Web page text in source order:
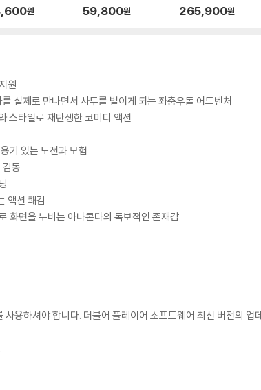
한정판 B Typ
원
풀슬립 스틸북 한정판
59,800원
LICK BOX 스틸북 한정
265,900원
원
실제로 만나면서 사투를 벌이게 되는 좌충우돌 어드벤처
스타일로 재탄생한 코미디 액션
기 있는 도전과 모험
동
액션 쾌감
화면을 누비는 아나콘다의 독보적인 존재감
용하셔야 합니다. 더불어 플레이어 소프트웨어 최신 버전의 업